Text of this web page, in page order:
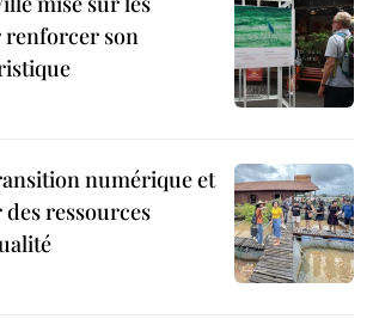
renforcer son
numérique et
ressources